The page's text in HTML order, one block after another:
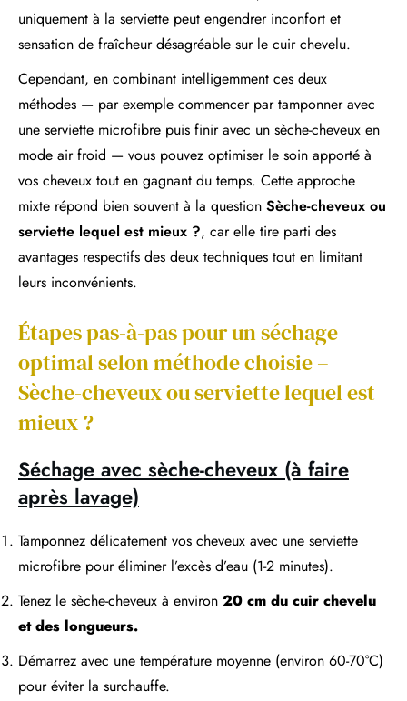
uniquement à la serviette peut engendrer inconfort et
sensation de fraîcheur désagréable sur le cuir chevelu.
Cependant, en combinant intelligemment ces deux
méthodes — par exemple commencer par tamponner avec
une serviette microfibre puis finir avec un sèche-cheveux en
mode air froid — vous pouvez optimiser le soin apporté à
vos cheveux tout en gagnant du temps. Cette approche
mixte répond bien souvent à la question Sèche-cheveux ou
serviette lequel est mieux ?, car elle tire parti des
avantages respectifs des deux techniques tout en limitant
leurs inconvénients.
Étapes pas-à-pas pour un séchage
optimal selon méthode choisie –
Sèche-cheveux ou serviette lequel est
mieux ?
Séchage avec sèche-cheveux (à faire
après lavage)
Tamponnez délicatement vos cheveux avec une serviette
microfibre pour éliminer l’excès d’eau (1-2 minutes).
Tenez le sèche-cheveux à environ 20 cm du cuir chevelu
et des longueurs.
Démarrez avec une température moyenne (environ 60-70°C)
pour éviter la surchauffe.